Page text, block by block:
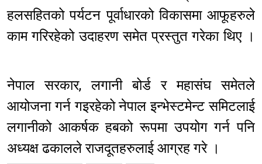
हलसहितको पर्यटन पूर्वाधारको विकासमा आफूहरुले
काम गरिरहेको उदाहरण समेत प्रस्तुत गरेका थिए ।
नेपाल सरकार, लगानी बोर्ड र महासंघ समेतले
आयोजना गर्न गइरहेको नेपाल इन्भेस्टमेन्ट समिटलाई
लगानीको आकर्षक हबको रूपमा उपयोग गर्न पनि
अध्यक्ष ढकालले राजदूतहरुलाई आग्रह गरे ।